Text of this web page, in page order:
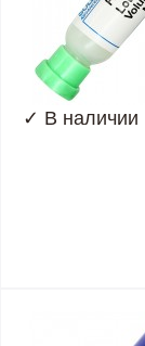
✓ В наличии